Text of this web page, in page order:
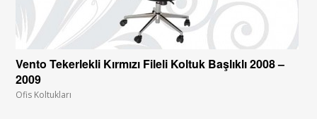
Vento Tekerlekli Kırmızı Fileli Koltuk Başlıklı 2008 –
2009
Ofis Koltukları